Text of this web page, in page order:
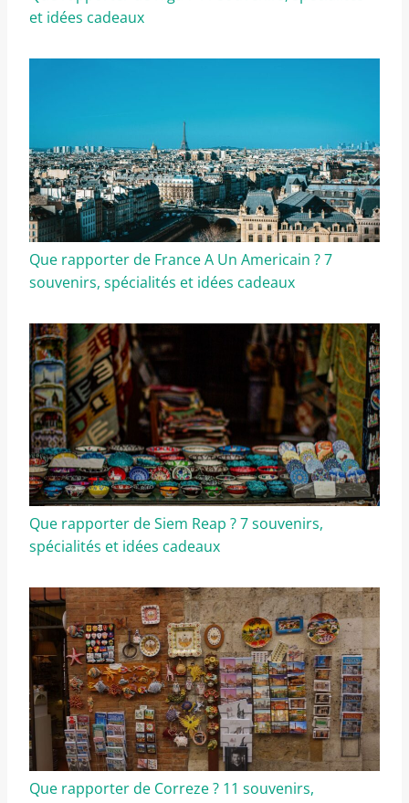
et idées cadeaux
Que rapporter de France A Un Americain ? 7
souvenirs, spécialités et idées cadeaux
Que rapporter de Siem Reap ? 7 souvenirs,
spécialités et idées cadeaux
Que rapporter de Correze ? 11 souvenirs,